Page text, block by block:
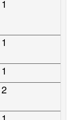
1
1
1
2